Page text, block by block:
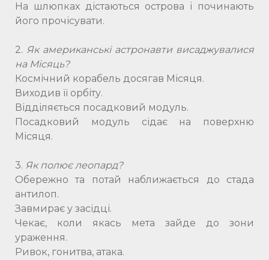
На шлюпках дістаються острова і починають
його прочісувати.
2. Як американські астронавти висаджувалися
на Місяць?
Космічний корабель досягав Місяця.
Виходив її орбіту.
Відділяється посадковий модуль.
Посадковий модуль сідає на поверхню
Місяця.
3. Як полює леопард?
Обережно та потай наближається до стада
антилоп.
Завмирає у засідці.
Чекає, коли якась мета зайде до зони
ураження.
Ривок, гонитва, атака.